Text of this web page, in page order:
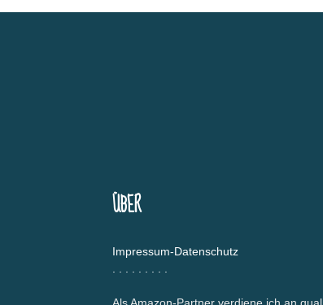
ÜBER
Impressum-Datenschutz
Als Amazon-Partner verdiene ich an